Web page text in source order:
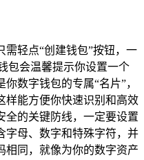
轻点“创建钱包”按钮，一
包会温馨提示你设置一个
数字钱包的专属“名片”，
样能方便你快速识别和高效
全的关键防线，一定要设置
字母、数字和特殊字符，并
相同，就像为你的数字资产